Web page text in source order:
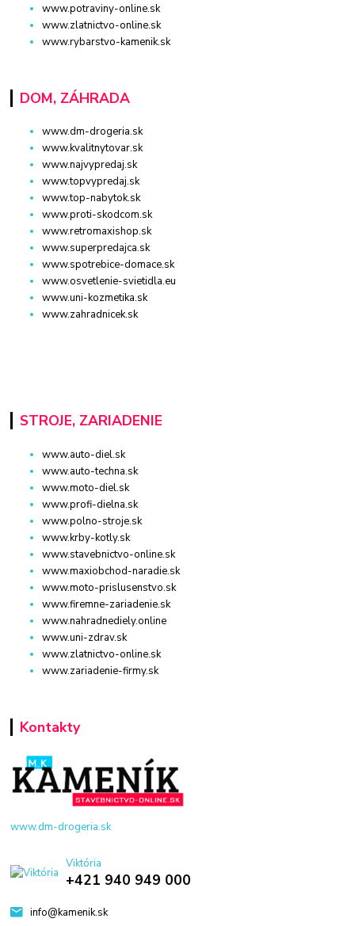
www.potraviny-online.sk
www.zlatnictvo-online.sk
www.rybarstvo-kamenik.sk
DOM, ZÁHRADA
www.dm-drogeria.sk
www.kvalitnytovar.sk
www.najvypredaj.sk
www.topvypredaj.sk
www.top-nabytok.sk
www.proti-skodcom.sk
www.retromaxishop.sk
www.superpredajca.sk
www.spotrebice-domace.sk
www.osvetlenie-svietidla.eu
www.uni-kozmetika.sk
www.zahradnicek.sk
STROJE, ZARIADENIE
www.auto-diel.sk
www.auto-techna.sk
www.moto-diel.sk
www.profi-dielna.sk
www.polno-stroje.sk
www.krby-kotly.sk
www.stavebnictvo-online.sk
www.maxiobchod-naradie.sk
www.moto-prislusenstvo.sk
www.firemne-zariadenie.sk
www.nahradnediely.online
www.uni-zdrav.sk
www.zlatnictvo-online.sk
www.zariadenie-firmy.sk
Kontakty
www.dm-drogeria.sk
Viktória
+421 940 949 000
info@kamenik.sk